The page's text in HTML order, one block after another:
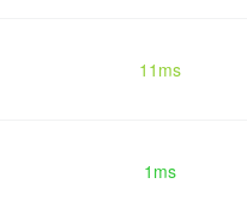
11ms
1ms